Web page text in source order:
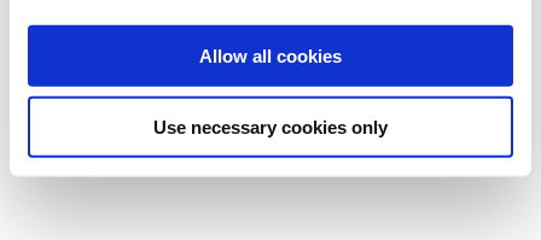
Allow all cookies
Use necessary cookies only